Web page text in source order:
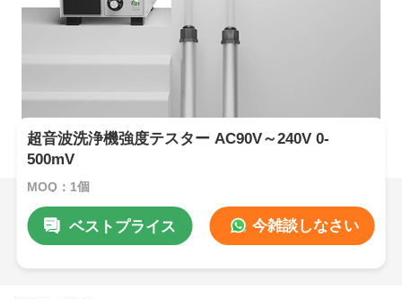
超音波洗浄機強度テスター AC90V～240V 0-
500mV
MOQ：1個
ベストプライス 今雑談しなさい